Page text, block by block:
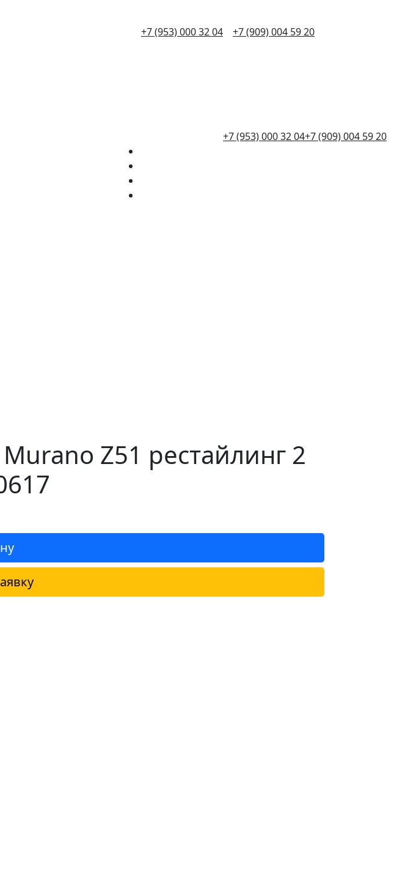
+7 (953) 000 32 04 +7 (909) 004 59 20
+7 (953) 000 32 04+7 (909) 004 59 20
Z51 рестайлинг 2